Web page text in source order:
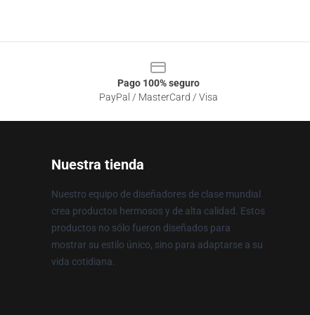
Pago 100% seguro
PayPal / MasterCard / Visa
Nuestra tienda
Nuestro equipo de diseñadores de clase mundial
crea productos hermosos y de alta calidad. Estos
productos no sólo fueron diseñados para
mostrar su estilo único, sino para adaptarse a su
vida cotidiana.